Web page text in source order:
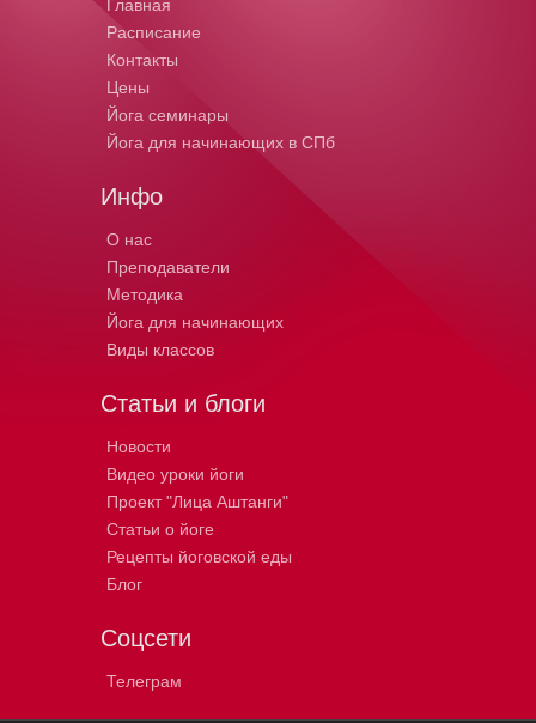
Главная
Расписание
Контакты
Цены
Йога семинары
Йога для начинающих в СПб
Инфо
О нас
Преподаватели
Методика
Йога для начинающих
Виды классов
Статьи и блоги
Новости
Видео уроки йоги
Проект "Лица Аштанги"
Статьи о йоге
Рецепты йоговской еды
Блог
Соцсети
Телеграм